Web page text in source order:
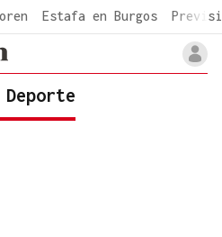
Estafa en Burgos
Deporte